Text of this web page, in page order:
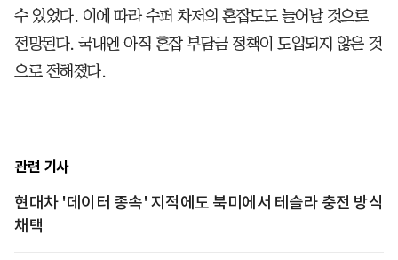
수 있었다. 이에 따라 수퍼 차저의 혼잡도도 늘어날 것으로
전망된다. 국내엔 아직 혼잡 부담금 정책이 도입되지 않은 것
으로 전해졌다.
관련 기사
현대차 '데이터 종속' 지적에도 북미에서 테슬라 충전 방식
채택